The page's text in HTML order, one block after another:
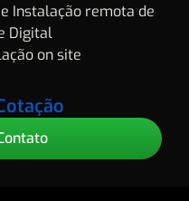
Instalação remota de
Digital
on site